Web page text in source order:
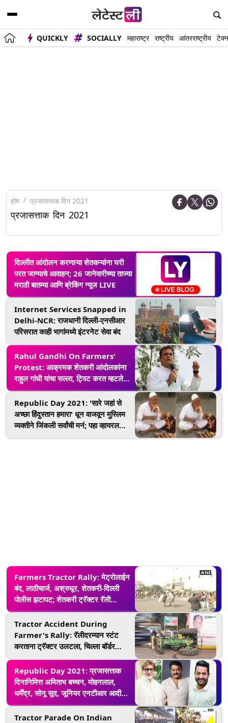
QUICKLY SOCIALLY महाराष्ट्र राष्ट्रीय आंतरराष्ट्रीय
होम प्रजासत्ताक दिन 2021
प्रजासत्ताक दिन 2021
दिल्लीत आंदोलन करणाऱ्या शेतकऱ्यांना घरी
परत जाण्याचे आवाहन; 26 जानेवारीच्या ताज्या
मराठी बातम्या आणि ब्रेकिंग न्यूज LIVE
Internet Services Snapped in
Delhi-NCR: राजधानी दिल्ली-एनसीआर
परिसरात काही भागांमध्ये इंटरनेट सेवा बंद
Rahul Gandhi On Farmers'
Protest: आक्रमक शेतकरी आंदोलकांना
राहुल गांधी यांचा सल्ला, ट्विट करत म्हटले
'हिंसा हे कोणत्याही प्रश्नाचे उत्तर नाही'
Republic Day 2021: 'सारे जहां से
अच्छा हिंदुस्तान हमारा' धून वाजवून मुस्लिम
व्यक्तीने जिंकली सर्वांची मनं; पहा व्हायरल
Farmers Tractor Rally: मेट्रोलाईन
बंद, लाठीचार्ज, अश्रुधूर, शेतकरी-दिल्ली
पोलीस झटापट; शेतकरी ट्रॅक्टर रॅली
दरम्यानच्या आतापर्यंतच्या महत्त्वाच्या घटना
Tractor Accident During
Farmer's Rally: रॅलीदरम्यान स्टंट
करताना ट्रॅक्टर उलटला, चिल्ला बॉर्डर
येथील घटना; पाहा व्हिडिओ
Republic Day 2021: प्रजासत्ताक
दिनानिमित्त अमिताभ बच्चन, मोहनलाल,
धर्मेंद्र, सोनू सूद, जूनियर एनटीआर आदी
सेलिब्रिटींनी सोशल मीडियावर चाहत्यांना
दिल्या खास शुभेच्छा!
Tractor Parade On Indian